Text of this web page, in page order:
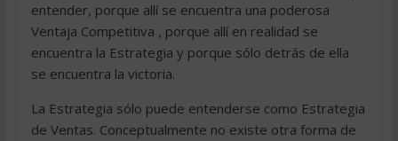
entender, porque allí se encuentra una poderosa
Ventaja Competitiva , porque allí en realidad se
encuentra la Estrategia y porque sólo detrás de ella
se encuentra la victoria.
La Estrategia sólo puede entenderse como Estrategia
de Ventas. Conceptualmente no existe otra forma de